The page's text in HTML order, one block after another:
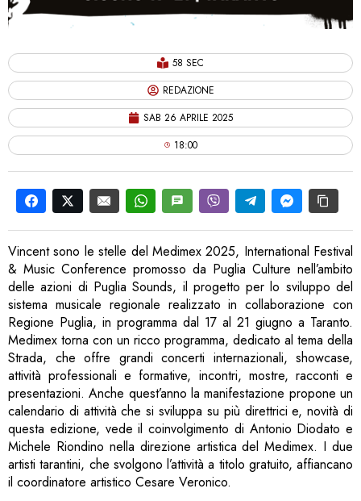
58 SEC
REDAZIONE
SAB 26 APRILE 2025
18:00
Vincent sono le stelle del Medimex 2025, International Festival
& Music Conference promosso da Puglia Culture nell’ambito
delle azioni di Puglia Sounds, il progetto per lo sviluppo del
sistema musicale regionale realizzato in collaborazione con
Regione Puglia, in programma dal 17 al 21 giugno a Taranto.
Medimex torna con un ricco programma, dedicato al tema della
Strada, che offre grandi concerti internazionali, showcase,
attività professionali e formative, incontri, mostre, racconti e
presentazioni. Anche quest’anno la manifestazione propone un
calendario di attività che si sviluppa su più direttrici e, novità di
questa edizione, vede il coinvolgimento di Antonio Diodato e
Michele Riondino nella direzione artistica del Medimex. I due
artisti tarantini, che svolgono l’attività a titolo gratuito, affiancano
il coordinatore artistico Cesare Veronico.